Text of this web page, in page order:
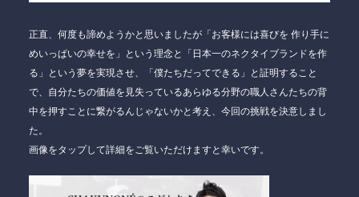
正直、何度も諦めようかと思いましたが「お客様には喜びを 作り手に
めいっぱいの幸せを」
という理念と
「日本一のネクタイブランドを作
る」
という夢を実現させ、 「僕たちだってできる」
と証明すること
で、自分たちの価値を見失っているあらゆる分野の職人さんたちの背
中を押すことに繋がるんじゃないかと考え、今回の挑戦を決意しまし
た。
画像をタップして詳細をご覧いただけますと幸いです。